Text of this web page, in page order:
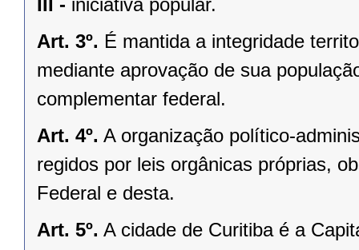
Art. 3º. É mantida a integridade
mediante aprovação de sua
complementar federal.
Art. 4º. A organização político-
regidos por leis orgânicas próprias,
Federal e desta.
Art. 5º. A cidade de Curitiba é a